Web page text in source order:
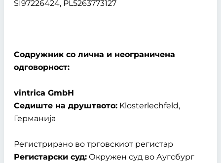
SI97226424, PL5263773127
Содружник со лична и неограничена
одговорност:
vintrica GmbH
Седиште на друштвото: Klosterlechfeld,
Германија
Регистрирано во трговскиот регистар
Регистарски суд: Окружен суд во Аугсбург